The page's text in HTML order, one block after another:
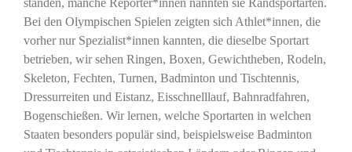
standen, manche Reporter*innen nannten sie Randsportarten.
Bei den Olympischen Spielen zeigten sich Athlet*innen, die
vorher nur Spezialist*innen kannten, die dieselbe Sportart
betrieben, wir sehen Ringen, Boxen, Gewichtheben, Rodeln,
Skeleton, Fechten, Turnen, Badminton und Tischtennis,
Dressurreiten und Eistanz, Eisschnelllauf, Bahnradfahren,
Bogenschießen. Wir lernen, welche Sportarten in welchen
Staaten besonders populär sind, beispielsweise Badminton